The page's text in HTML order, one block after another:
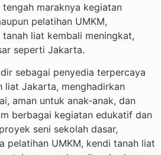
maraknya kegiatan
pelatihan UMKM,
liat kembali meningkat,
seperti Jakarta.
sebagai penyedia terpercaya
liat Jakarta, menghadirkan
aman untuk anak-anak, dan
berbagai kegiatan edukatif dan
seni sekolah dasar,
pelatihan UMKM, kendi tanah liat